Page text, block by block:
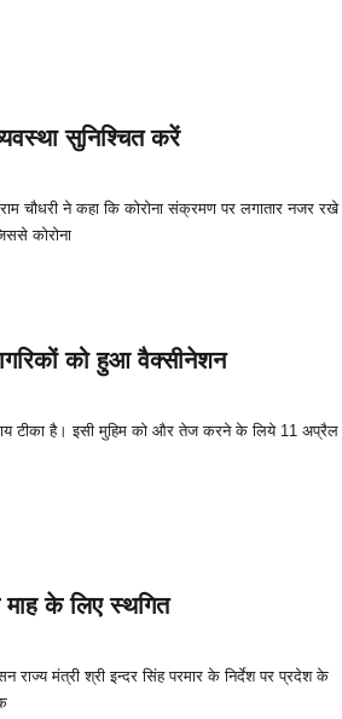
सुनिश्चित करें
चौधरी ने कहा कि कोरोना संक्रमण पर लगातार नजर रखे
कोरोना
को हुआ वैक्सीनेशन
टीका है। इसी मुहिम को और तेज करने के लिये 11 अप्रैल
माह के लिए स्थगित
राज्य मंत्री श्री इन्दर सिंह परमार के निर्देश पर प्रदेश के